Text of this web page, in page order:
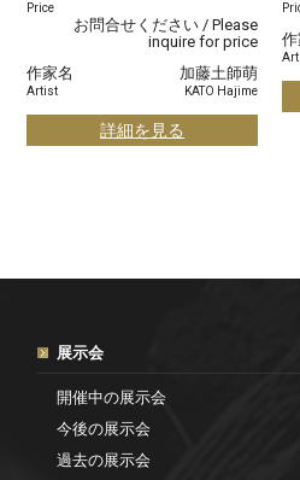
Price
お問合せください / Please
inquire for price
作家名
Artist
加藤土師萌
KATO Hajime
詳細を見る
作
展示会
開催中の展示会
今後の展示会
過去の展示会